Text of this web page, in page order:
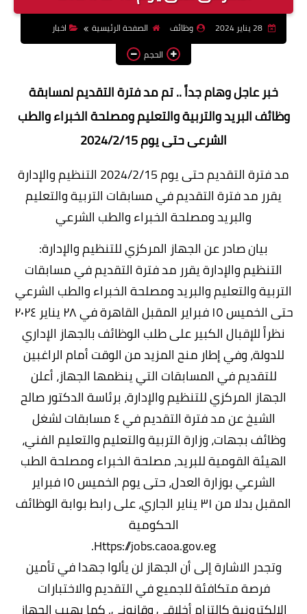
وظائف اعضاء هيئة تدريس
بالجامعات والمعاهد
اخبار
28 يناير 2024 وظائف الصفحة الرئيسية
اخبار
الحجم
خبر عاجل وهام جداً .. تم مد فترة التقديم لمسابقة
وظائف البريد والتربية والتعليم ومصلحة الخبراء والطب
الشرعى حتى يوم 2024/2/15
مد فترة التقديم حتى يوم 2024/2/15 التنظيم والإدارة
يقرر مد فترة التقديم في مسابقات التربية والتعليم
والبريد ومصلحة الخبراء والطب الشرعي
بيان صادر عن الجهاز المركزي للتنظيم والإدارة:
التنظيم والإدارة يقرر مد فترة التقديم في مسابقات
التربية والتعليم والبريد ومصلحة الخبراء والطب الشرعي
حتى الخميس ١٥ فبراير المقبل
القاهرة في ٢٨ يناير ٢٠٢٤
نظراً للإقبال الكبير على طلب الوظائف بالجهاز الإداري
للدولة، وفي إطار منح المزيد من الوقت أمام الراغبين
للتقديم في المسابقات التي ينظمها الجهاز، أعلن
الجهاز المركزي للتنظيم والإدارة، برئاسة الدكتور صالح
الشيخ عن مد فترة التقديم في ٤ مسابقات لشغل
وظائف بجهات، وزارة التربية والتعليم والتعليم الفني،
الهيئة القومية للبريد، مصلحة الخبراء ومصلحة الطب
الشرعي بوزارة العدل، حتى يوم الخميس ١٥ فبراير
المقبل بدلا من ٣١ يناير الجاري، على رابط بوابة الوظائف
الحكومية
Https://jobs.caoa.gov.eg.
وتجدر الاشارة إلى أن الجهاز لن يألوا جهدا في تأمين
فرصة متكافئة للجميع في التقديم والاختبارات
الالكترونية كالتزام أخلاقي وقانوني. كما يهيب الجهاز